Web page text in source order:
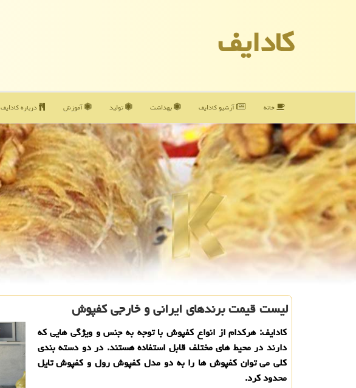
كادایف
خانه آرشیو كادایف بهداشت تولید آموزش درباره كادایف
لیست قیمت برندهای ایرانی و خارجی كفپوش
كادایف: هركدام از انواع كفپوش با توجه به جنس و ویژگی هایی كه
دارند در محیط های مختلف قابل استفاده هستند. در دو دسته بندی
كلی می توان كفپوش ها را به دو مدل كفپوش رول و كفپوش تایل
محدود كرد.